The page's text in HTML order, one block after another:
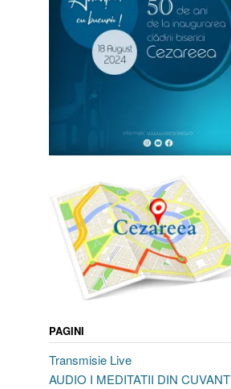
PAGINI
Transmisie Live
AUDIO I MEDITATII DIN CUVANT